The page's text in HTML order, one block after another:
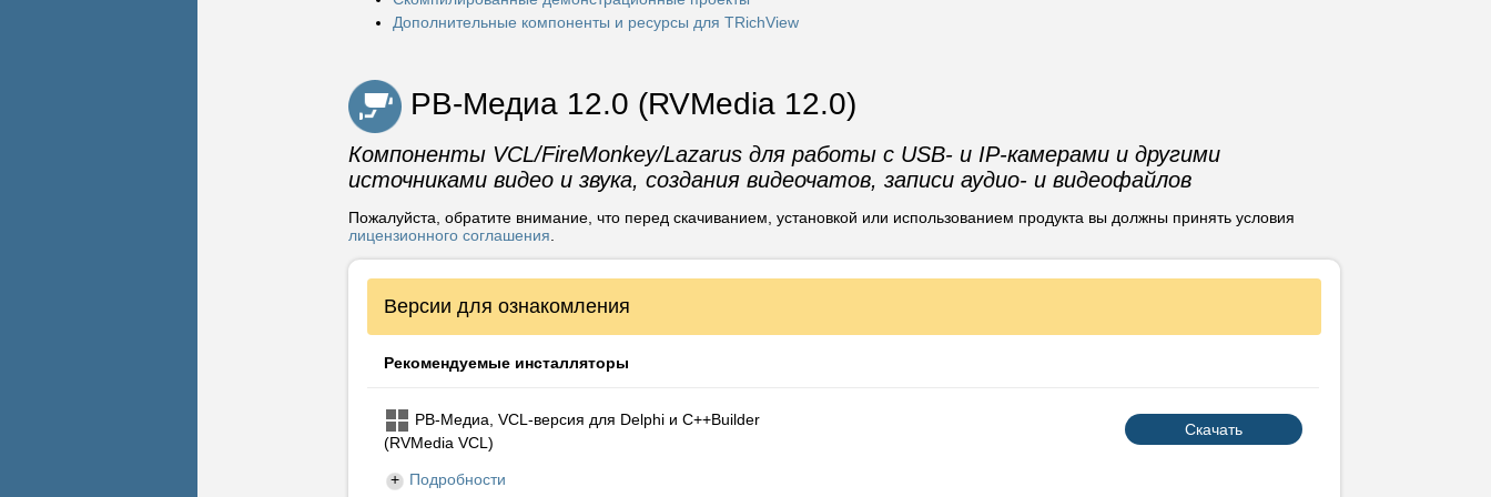
Этот инсталлятор поддерживает 32-битную и 64-битную платформы Android и 64-битную платформу iOS в следующих
средах разработки:
Embarcadero Delphi 11 Alexandria
Этот инсталлятор поддерживает 64-битную платформу Linux в следующих средах разработки (требуется FMXLinux):
Embarcadero Delphi 12 Athens (редакция Enterprise или Architect)
Embarcadero Delphi 11 Alexandria (редакция Enterprise или Architect)
Embarcadero Delphi 10.3 Rio, 10.4 Sydney (редакция Enterprise или Architect)
Дополнительные компоненты и ресурсы для TRichView
РВ-Медиа 12.0 (RVMedia 12.0)
Компоненты VCL/FireMonkey/Lazarus для работы с USB- и IP-камерами и другими
источниками видео и звука, создания видеочатов, записи аудио- и видеофайлов
Пожалуйста, обратите внимание, что перед скачиванием, установкой или использованием продукта вы должны принять условия
лицензионного соглашения
Версии для ознакомления
Рекомендуемые инсталляторы
РВ-Медиа, VCL-версия для Delphi и C++Builder
(RVMedia VCL)
Скачать
Подробности